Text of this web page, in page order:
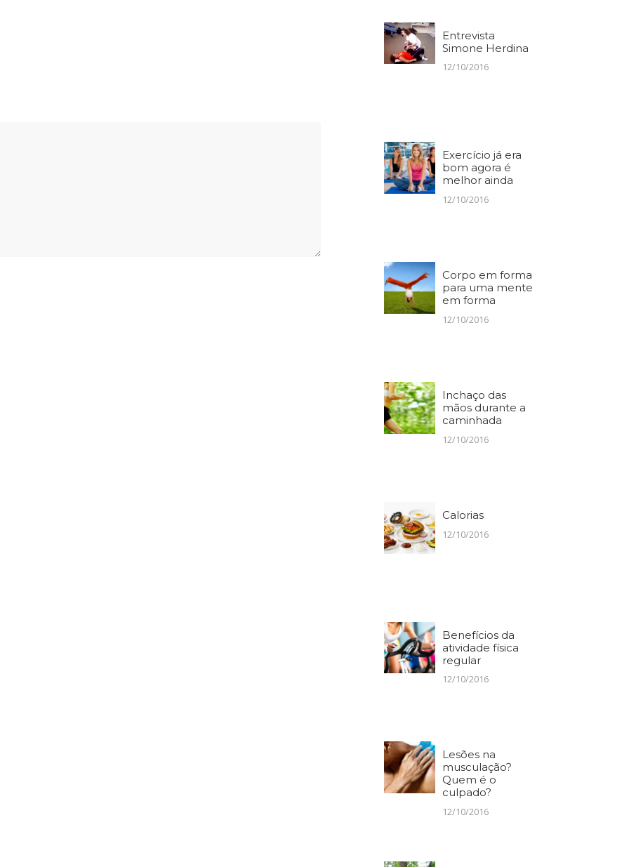
Entrevista
Simone Herdina
12/10/2016
Exercício já era
bom agora é
melhor ainda
12/10/2016
Corpo em forma
para uma mente
em forma
12/10/2016
Inchaço das
mãos durante a
caminhada
12/10/2016
Calorias
12/10/2016
Benefícios da
atividade física
regular
12/10/2016
Lesões na
musculação?
Quem é o
culpado?
12/10/2016